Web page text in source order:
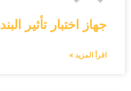
جهاز اختبار تأثير البندول PIT-01
اقرأ المزيد »